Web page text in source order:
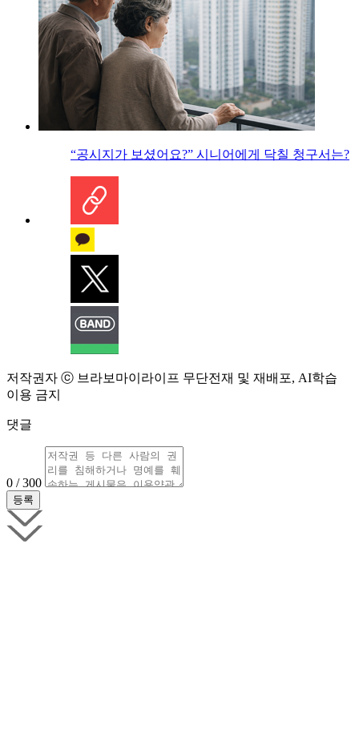
“공시지가 보셨어요?” 시니어에게 닥칠 청구서는?
저작권자 ⓒ 브라보마이라이프 무단전재 및 재배포, AI학습
이용 금지
댓글
0 / 300